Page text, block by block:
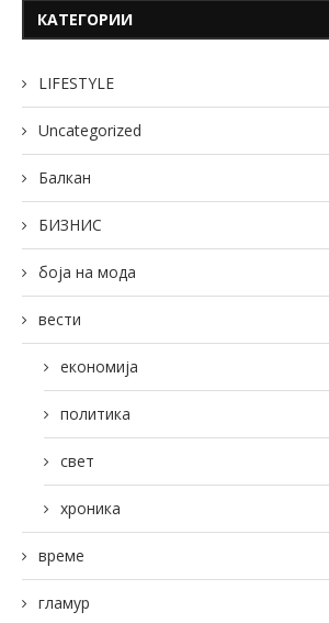
КАТЕГОРИИ
LIFESTYLE
Uncategorized
Балкан
БИЗНИС
боја на мода
вести
економија
политика
свет
хроника
време
гламур